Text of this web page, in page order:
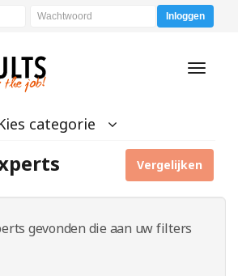
Vergelijken
categorie
gevonden die aan uw filters
Inloggen
Toggle